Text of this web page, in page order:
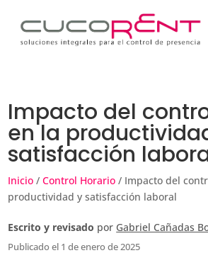
Impacto del
en la
satisfacción
Inicio /Control Horario / Impacto del
productividad y satisfacción laboral
Escrito y revisado por Gabriel Cañadas
Publicado el 1 de enero de 2025